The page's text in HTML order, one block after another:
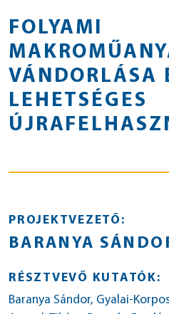
FOLYAMI
VÁNDORLÁSA
LEHETSÉGES
PROJEKTVEZETŐ:
BARANYA
RÉSZTVEVŐ KUTATÓK:
Baranya Sándor, Gyalai-